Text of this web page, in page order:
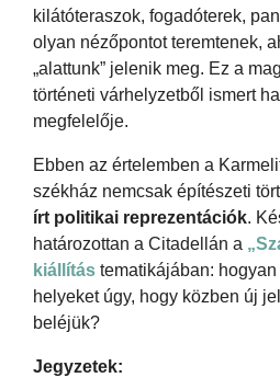
kilátóteraszok, fogadóterek,
olyan nézőpontot teremtenek,
„alattunk” jelenik meg. Ez a
történeti várhelyzetből ismert
megfelelője.
Ebben az értelemben a
székház nemcsak építészeti
írt politikai reprezentációk.
határozottan a Citadellán a
kiállítás tematikájában:
helyeket úgy, hogy közben új
beléjük?
Jegyzetek: